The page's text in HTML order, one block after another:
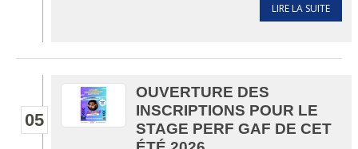
LIRE LA SUITE
05
OUVERTURE DES
INSCRIPTIONS POUR LE
STAGE PERF GAF DE CET